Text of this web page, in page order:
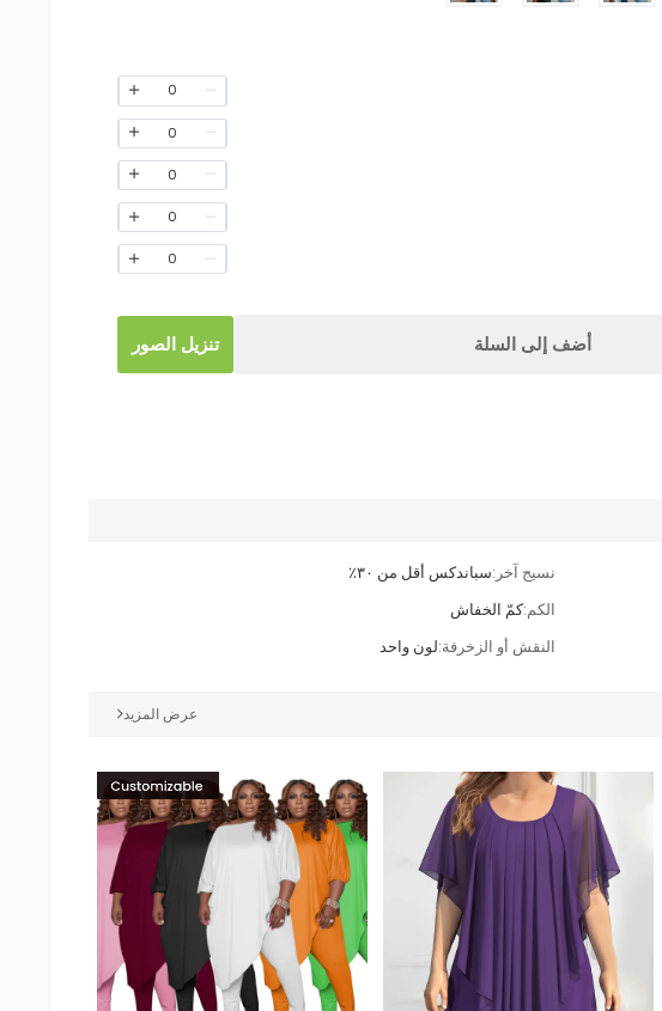
0
0
0
0
0
أضف إلى السلة تنزيل الصور
نسيج آخر:سباندكس أقل من ٣٠٪
الكم:كمّ الخفاش
النقش أو الزخرفة:لون واحد
عرض المزيد